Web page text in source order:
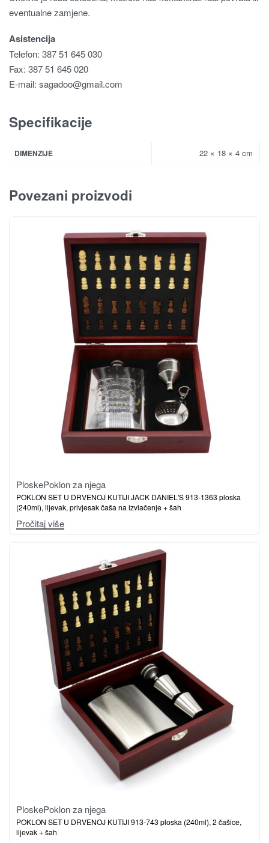
eventualne zamjene.
Asistencija
Telefon: 387 51 645 030
Fax: 387 51 645 020
E-mail: sagadoo@gmail.com
Specifikacije
DIMENZIJE 22 × 18 × 4 cm
Povezani proizvodi
PloskePoklon za njega
POKLON SET U DRVENOJ KUTIJI JACK DANIEL'S 913-1363 ploska
(240ml), lijevak, privjesak čaša na izvlačenje + šah
Pročitaj više
PloskePoklon za njega
POKLON SET U DRVENOJ KUTIJI 913-743 ploska (240ml), 2 čašice,
lijevak + šah